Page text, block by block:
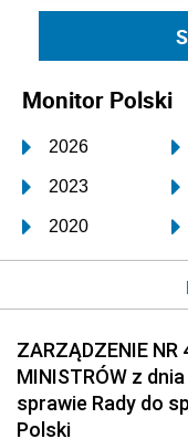
Monitor Polski
2026
2023
2020
2017
2014
2011
2008
2005
ZARZĄDZENIE NR
MINISTRÓW z
sprawie Rady do
Polski